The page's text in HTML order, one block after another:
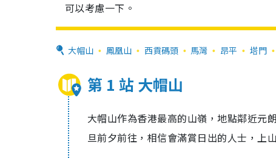
可以考慮一下。
大帽山 鳳凰山 西貢碼頭 馬灣 昂平 塔門
第 1 站 大帽山
大帽山作為香港最高的山嶺，地點鄰近元
旦前夕前往，相信會滿賞日出的人士，上